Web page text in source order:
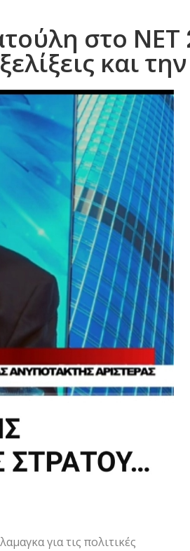
στο ΝΕΤ
και
για τις πολιτικές